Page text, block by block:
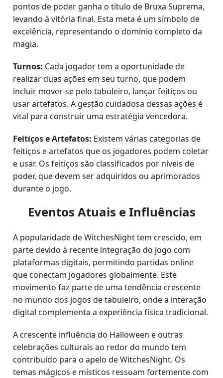
pontos de poder ganha o título de Bruxa Suprema,
levando à vitória final. Esta meta é um símbolo de
excelência, representando o domínio completo da
magia.
Turnos: Cada jogador tem a oportunidade de
realizar duas ações em seu turno, que podem
incluir mover-se pelo tabuleiro, lançar feitiços ou
usar artefatos. A gestão cuidadosa dessas ações é
vital para construir uma estratégia vencedora.
Feitiços e Artefatos: Existem várias categorias de
feitiços e artefatos que os jogadores podem coletar
e usar. Os feitiços são classificados por níveis de
poder, que devem ser adquiridos ou aprimorados
durante o jogo.
Eventos Atuais e Influências
A popularidade de WitchesNight tem crescido, em
parte devido à recente integração do jogo com
plataformas digitais, permitindo partidas online
que conectam jogadores globalmente. Este
movimento faz parte de uma tendência crescente
no mundo dos jogos de tabuleiro, onde a interação
digital complementa a experiência física tradicional.
A crescente influência do Halloween e outras
celebrações culturais ao redor do mundo tem
contribuído para o apelo de WitchesNight. Os
temas mágicos e místicos ressoam fortemente com